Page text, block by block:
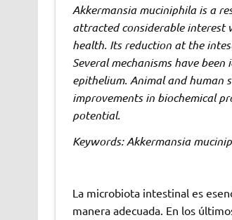
Akkermansia muciniphila is a
attracted considerable interest
health. Its reduction at the
Several mechanisms have
epithelium. Animal and human
improvements in biochemical
potential.
Keywords: Akkermansia
La microbiota intestinal es
manera adecuada. En los